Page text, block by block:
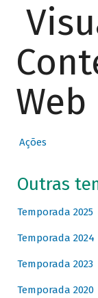
Web
Ações
Outras
Temporada 2025
Temporada 2024
Temporada 2023
Temporada 2020